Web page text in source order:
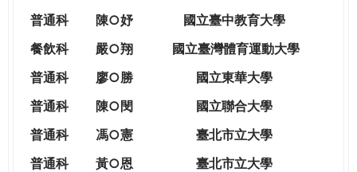
WAGOR
TODAY
WORLD
TOMORROW
普通科
陳○妤
國立臺中教育大學
餐飲科
嚴○翔 國立臺灣體育運動大學
普通科
廖○勝
國立東華大學
普通科
陳○閔
國立聯合大學
普通科
馮○憲
臺北市立大學
普通科
黃○恩
臺北市立大學